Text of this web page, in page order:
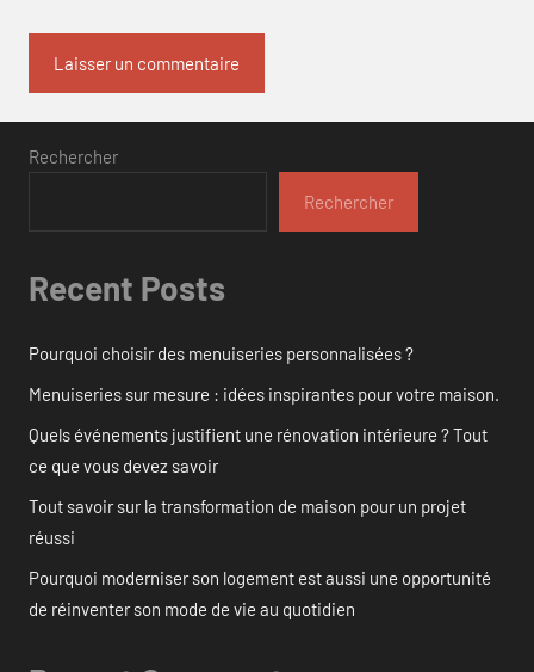
Rechercher
Rechercher
Recent Posts
Pourquoi choisir des menuiseries personnalisées ?
Menuiseries sur mesure : idées inspirantes pour votre maison.
Quels événements justifient une rénovation intérieure ? Tout
ce que vous devez savoir
Tout savoir sur la transformation de maison pour un projet
réussi
Pourquoi moderniser son logement est aussi une opportunité
de réinventer son mode de vie au quotidien